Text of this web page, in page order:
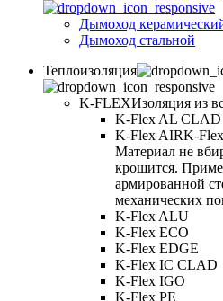
Дымоход
Дымоход стальной
Теплоизоляция
K-FLEXИзоляция из
K-Flex AL CLAD
K-Flex AIRK-
Материал не
крошится.
армированной
механических
K-Flex ALU
K-Flex ECO
K-Flex EDGE
K-Flex IC CLAD
K-Flex IGO
K-Flex PE